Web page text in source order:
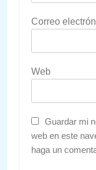
Correo
Web
Guardar mi
web en este
haga un